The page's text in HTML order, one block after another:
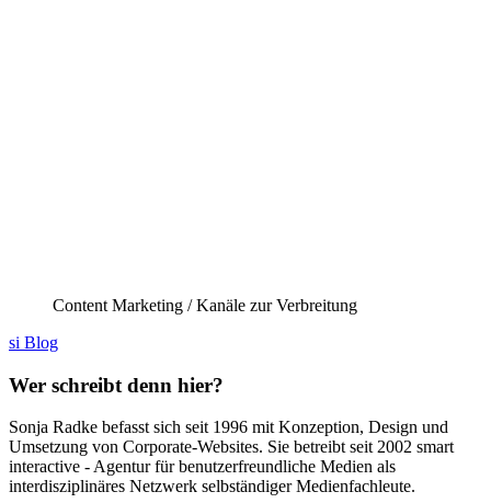
Content Marketing / Kanäle zur Verbreitung
si Blog
Wer schreibt denn hier?
Sonja Radke befasst sich seit 1996 mit Konzeption, Design und
Umsetzung von Corporate-Websites. Sie betreibt seit 2002 smart
interactive - Agentur für benutzerfreundliche Medien als
interdisziplinäres Netzwerk selbständiger Medienfachleute.